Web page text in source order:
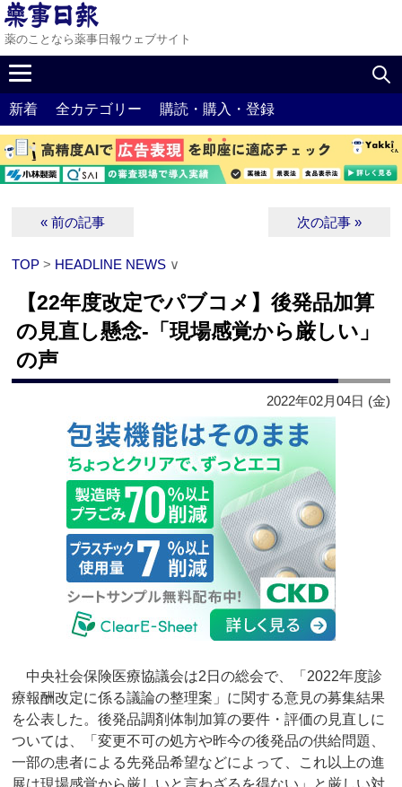
薬のことなら薬事日報ウェブサイト
新着 全カテゴリー 購読・購入・登録
« 前の記事 次の記事 »
TOP > HEADLINE NEWS ∨
【22年度改定でパブコメ】後発品加算
の見直し懸念‐「現場感覚から厳しい」
の声
2022年02月04日 (金)
中央社会保険医療協議会は2日の総会で、「2022年度診
療報酬改定に係る議論の整理案」に関する意見の募集結果
を公表した。後発品調剤体制加算の要件・評価の見直しに
ついては、「変更不可の処方や昨今の後発品の供給問題、
一部の患者による先発品希望などによって、これ以上の進